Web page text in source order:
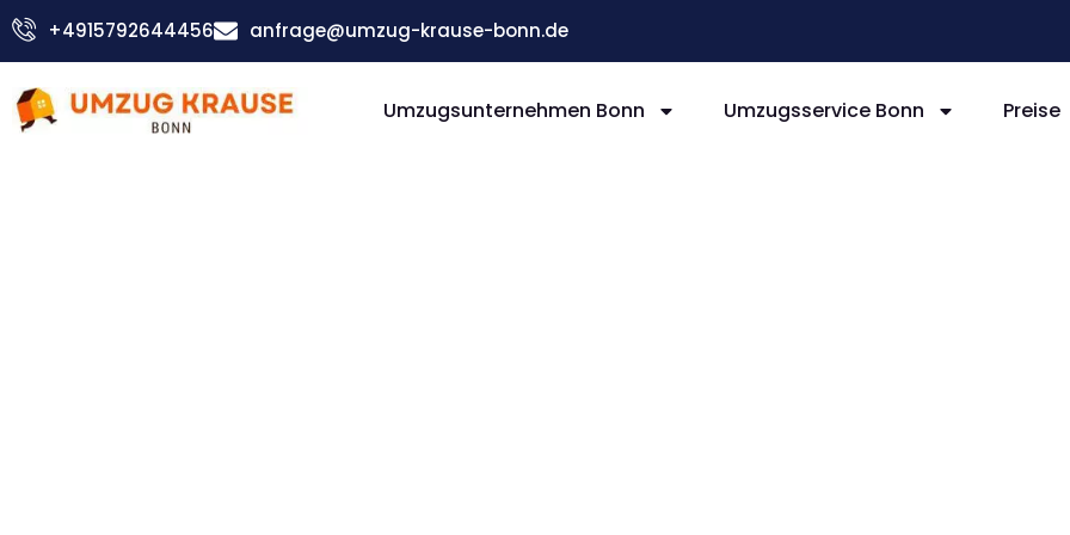
Zum
Inhalt
+4915792644456 anfrage@umzug-krause-bonn.de
Umzugsunternehmen Bonn Umzugsservice Bonn Preise